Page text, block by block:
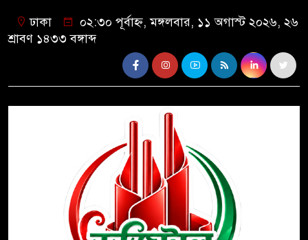
ঢাকা
০২:৩০ পূর্বাহ্ন, মঙ্গলবার, ১১ অগাস্ট ২০২৬, ২৬
শ্রাবণ ১৪৩৩ বঙ্গাব্দ